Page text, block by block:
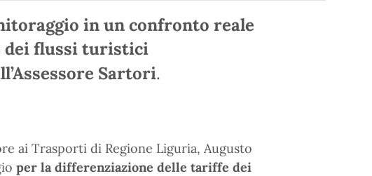
in un confronto reale
dei flussi turistici
Sartori.
ai Trasporti di Regione Liguria, Augusto
per la differenziazione delle tariffe dei